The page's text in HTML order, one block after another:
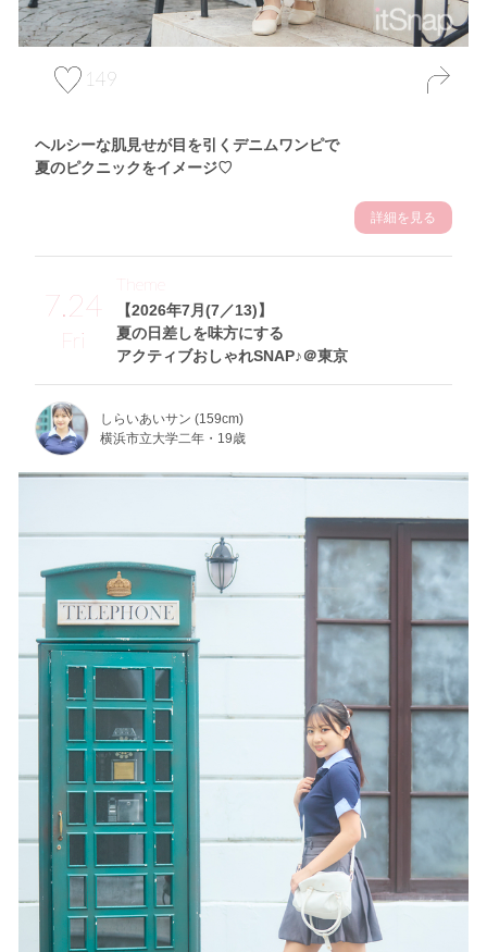
149
ヘルシーな肌見せが目を引くデニムワンピで
夏のピクニックをイメージ♡
詳細を見る
7.24
Fri
【2026年7月(7／13)】
夏の日差しを味方にする
アクティブおしゃれSNAP♪＠東京
Theme
しらいあいサン (159cm)
横浜市立大学二年・19歳